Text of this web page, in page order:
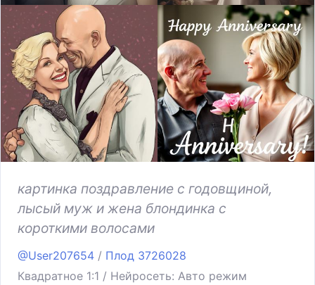
картинка поздравление с годовщиной,
лысый муж и жена блондинка с
короткими волосами
@User207654 / Плод 3726028
Квадратное 1:1 / Нейросеть: Авто режим